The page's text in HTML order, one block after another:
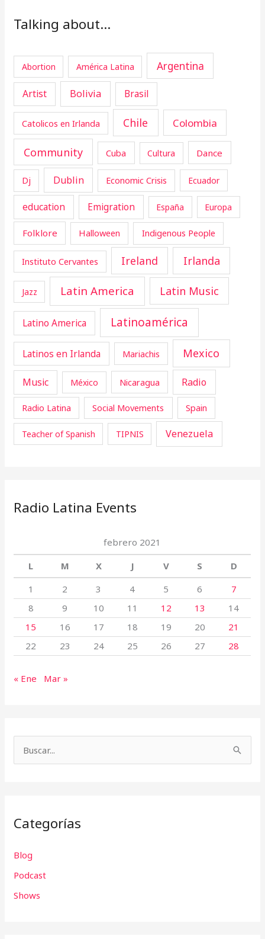
Talking about…
Abortion América Latina Argentina
Artist Bolivia Brasil
Catolicos en Irlanda Chile Colombia
Community Cuba Cultura Dance
Dj Dublin Economic Crisis Ecuador
education Emigration España Europa
Folklore Halloween Indigenous People
Instituto Cervantes Ireland Irlanda
Jazz Latin America Latin Music
Latino America Latinoamérica
Latinos en Irlanda Mariachis Mexico
Music México Nicaragua Radio
Radio Latina Social Movements Spain
Teacher of Spanish TIPNIS Venezuela
Radio Latina Events
febrero 2021
L
M X J V S
D
1
2 3 4 5 6
7
8
9 10 11 12 13
14
15
16 17 18 19 20
21
22
23 24 25 26 27 28
« Ene Mar »
a
p
o
r
Categorías
Blog
Podcast
Shows